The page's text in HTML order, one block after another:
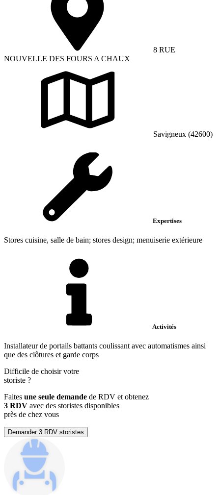
8 RUE
NOUVELLE DES FOURS A CHAUX
Savigneux (42600)
Expertises
Stores cuisine, salle de bain; stores design; menuiserie extérieure
Activités
Installateur de portails battants coulissant avec automatismes ainsi
que des clôtures et garde corps
Difficile de choisir votre
storiste ?
Faites une seule demande de RDV et obtenez
3 RDV avec des storistes disponibles
près de chez vous
Demander 3 RDV storistes